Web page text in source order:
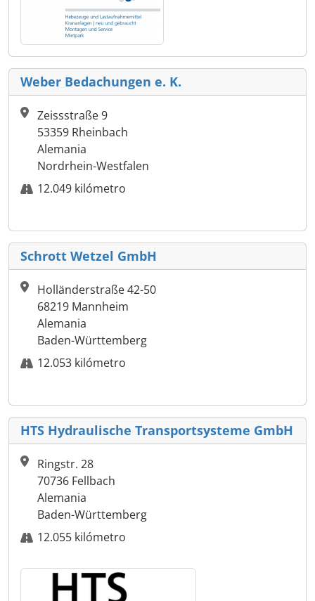
Weber Bedachungen e. K.
Zeissstraße 9
53359 Rheinbach
Alemania
Nordrhein-Westfalen
12.049 kilómetro
Schrott Wetzel GmbH
Holländerstraße 42-50
68219 Mannheim
Alemania
Baden-Württemberg
12.053 kilómetro
HTS Hydraulische Transportsysteme GmbH
Ringstr. 28
70736 Fellbach
Alemania
Baden-Württemberg
12.055 kilómetro